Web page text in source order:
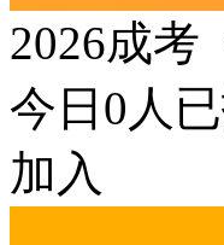
2026成考
今日 0 人
加入